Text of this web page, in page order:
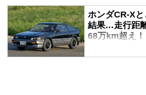
る。これまで一
のか、なぜそこ
るのか、そして
何万kmに到達
載を通してCR-
ホンダCR-X
結果…走行距
68万km超え
球に帰るまで
スタート！ -